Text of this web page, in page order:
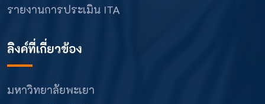
รายงานการประเมิน ITA
ลิงค์ที่เกี่ยวข้อง
มหาวิทยาลัยพะเยา